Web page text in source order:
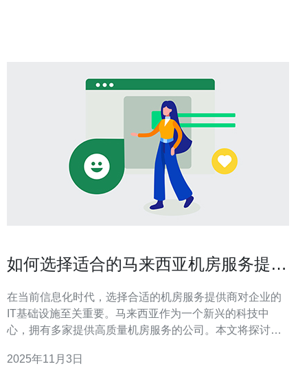
如何选择适合的马来西亚机房服务提供
在当前信息化时代，选择合适的机房服务提供商对企业的
IT基础设施至关重要。马来西亚作为一个新兴的科技中
心，拥有多家提供高质量机房服务的公司。本文将探讨在
助企业做出明智的决策。 选择马来西亚机房服务提供商时
2025年11月3日